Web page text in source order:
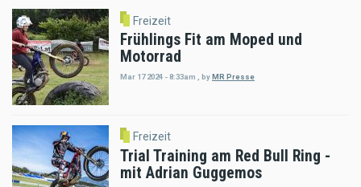
Freizeit
Frühlings Fit am Moped und
Motorrad
Mar 17 2024 - 8:33am byMR Presse
Freizeit
Trial Training am Red Bull Ring -
mit Adrian Guggemos